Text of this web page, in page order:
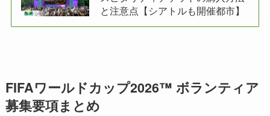
と注意点【シアトルも開催都市】
FIFAワールドカップ2026™ ボランティア
募集要項まとめ